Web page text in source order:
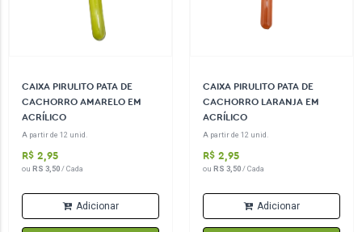
CAIXA PIRULITO PATA DE
CACHORRO AMARELO EM
ACRÍLICO
A partir de 12 unid.
R$ 2,95
ou RS 3,50/ Cada
Adicionar
CAIXA PIRULITO PATA DE
CACHORRO LARANJA EM
ACRÍLICO
A partir de 12 unid.
R$ 2,95
ou RS 3,50/ Cada
Adicionar